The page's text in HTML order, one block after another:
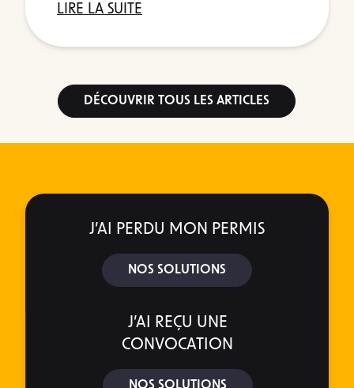
LIRE LA SUITE
DÉCOUVRIR TOUS LES ARTICLES
J’AI PERDU MON PERMIS
NOS SOLUTIONS
J’AI REÇU UNE
CONVOCATION